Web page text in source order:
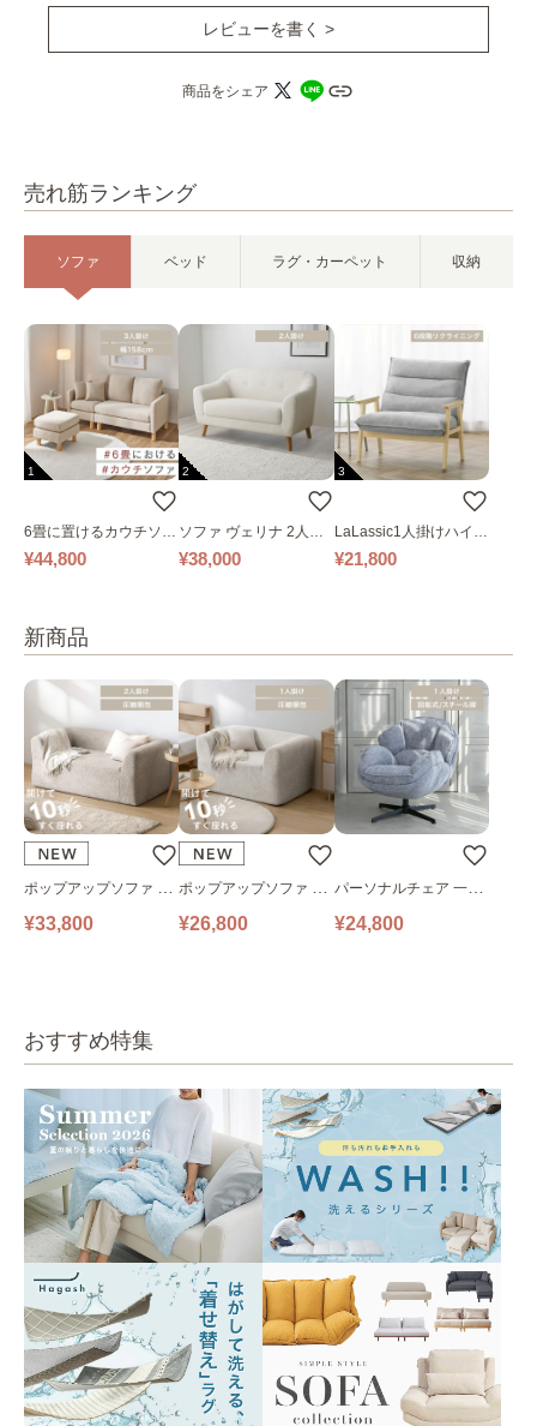
売れ筋ランキング
ソファ ベッド ラグ・カーペット 収納
1
6畳に置けるカウチソフ
ァ｜ベージュ
¥44,800
2
ソファ ヴェリナ 2人掛
け
¥38,000
3
LaLassic1人掛けハイバ
ックソファ ワイド
¥21,800
新商品
ポップアップソファ ソ
ファ フロアソファ 幅14
¥33,800
ポップアップソファ ソ
ファ フロアソファ 幅10
¥26,800
パーソナルチェア 一人
掛けソファ O’HANA ソ
¥24,800
おすすめ特集
レビューを書く >
商品をシェア